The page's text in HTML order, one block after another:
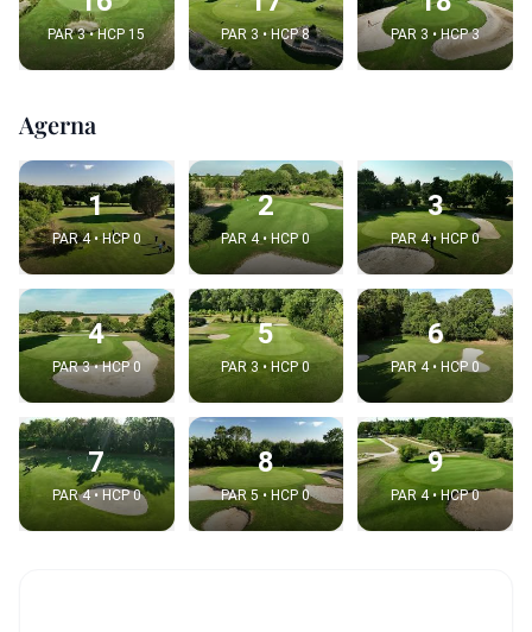
PAR 3 • HCP 15 PAR 3 • HCP 8 PAR 3 • HCP 3
Agerna
1
PAR 4 • HCP 0
2
PAR 4 • HCP 0
3
PAR 4 • HCP 0
4
PAR 3 • HCP 0
5
PAR 3 • HCP 0
6
PAR 4 • HCP 0
7
PAR 4 • HCP 0
8
PAR 5 • HCP 0
9
PAR 4 • HCP 0